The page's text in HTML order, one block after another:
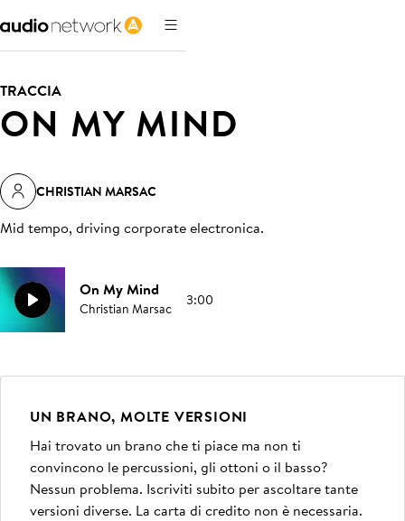
TRACCIA
ON MY MIND
CHRISTIAN MARSAC
Mid tempo, driving corporate electronica.
On My Mind
Christian Marsac 3:00
UN BRANO, MOLTE VERSIONI
Hai trovato un brano che ti piace ma non ti
convincono le percussioni, gli ottoni o il basso?
Nessun problema. Iscriviti subito per ascoltare tante
versioni diverse. La carta di credito non è necessaria.